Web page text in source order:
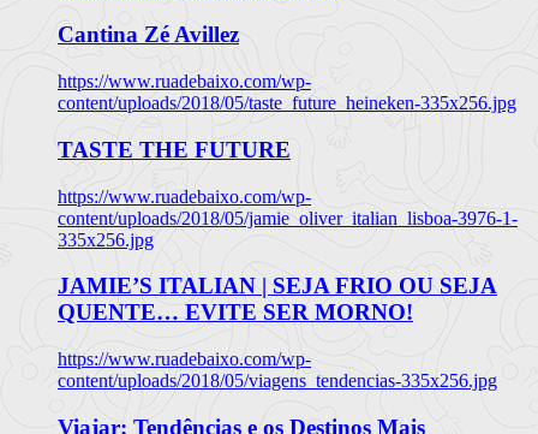
Cantina Zé Avillez
https://www.ruadebaixo.com/wp-
content/uploads/2018/05/taste_future_heineken-335x256.jpg
TASTE THE FUTURE
https://www.ruadebaixo.com/wp-
content/uploads/2018/05/jamie_oliver_italian_lisboa-3976-1-
335x256.jpg
JAMIE’S ITALIAN | SEJA FRIO OU SEJA
QUENTE… EVITE SER MORNO!
https://www.ruadebaixo.com/wp-
content/uploads/2018/05/viagens_tendencias-335x256.jpg
Viajar: Tendências e os Destinos Mais